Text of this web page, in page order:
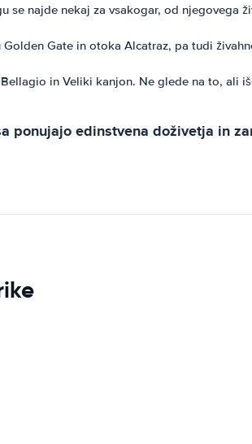
najde nekaj za vsakogar, od njegovega
Gate in otoka Alcatraz, pa tudi
in Veliki kanjon. Ne glede na to, ali
ponujajo edinstvena doživetja in